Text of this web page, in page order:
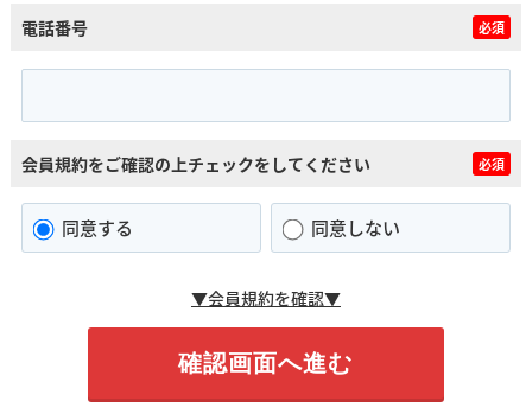
電話番号 必須
会員規約をご確認の上チェックをしてください 必須
同意する 同意しない
▼会員規約を確認▼